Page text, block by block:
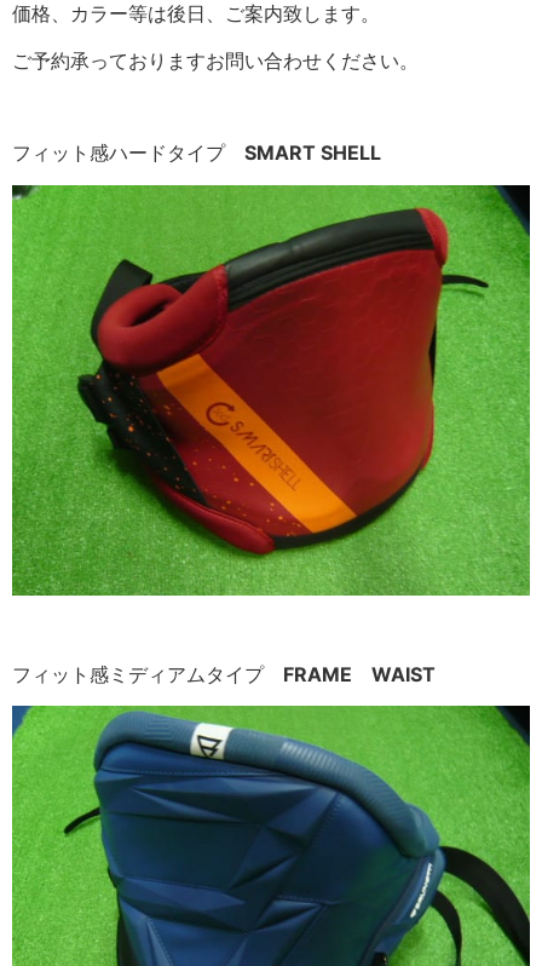
価格、カラー等は後日、ご案内致します。
ご予約承っておりますお問い合わせください。
フィット感ハードタイプ SMART SHELL
フィット感ミディアムタイプ FRAME WAIST